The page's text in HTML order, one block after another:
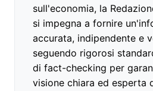
sull'economia, la
si impegna a fornire
accurata, indipendente e
seguendo rigorosi
di fact-checking per
visione chiara ed esperta